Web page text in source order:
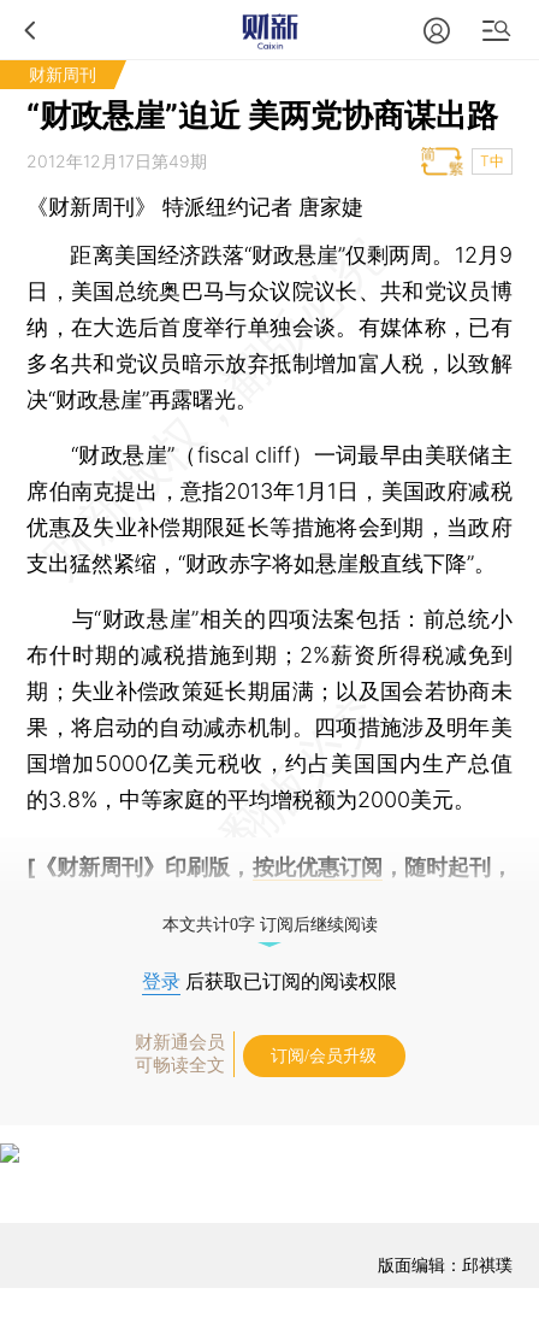
财新周刊
“财政悬崖”迫近 美两党协商谋出路
2012年12月17日第49期 T中
《财新周刊》 特派纽约记者 唐家婕
距离美国经济跌落“财政悬崖”仅剩两周。12月9
日，美国总统奥巴马与众议院议长、共和党议员博
纳，在大选后首度举行单独会谈。有媒体称，已有
多名共和党议员暗示放弃抵制增加富人税，以致解
决“财政悬崖”再露曙光。
“财政悬崖”（fiscal cliff）一词最早由美联储主
席伯南克提出，意指2013年1月1日，美国政府减税
优惠及失业补偿期限延长等措施将会到期，当政府
支出猛然紧缩，“财政赤字将如悬崖般直线下降”。
与“财政悬崖”相关的四项法案包括：前总统小
布什时期的减税措施到期；2%薪资所得税减免到
期；失业补偿政策延长期届满；以及国会若协商未
果，将启动的自动减赤机制。四项措施涉及明年美
国增加5000亿美元税收，约占美国国内生产总值
的3.8%，中等家庭的平均增税额为2000美元。
[《财新周刊》印刷版， 按此优惠订阅 ，随时起刊，
本文共计0字 订阅后继续阅读
登录 后获取已订阅的阅读权限
财新通会员
可畅读全文
订阅/会员升级
版面编辑：邱祺璞